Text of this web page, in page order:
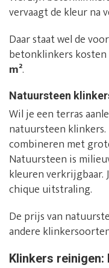
vervaagt de kleur na
Daar staat wel de
betonklinkers kosten
m².
Natuursteen
Wil je een terras
natuursteen
combineren met
Natuursteen is
kleuren verkrijgbaar.
chique uitstraling.
De prijs van
andere
Klinkers reinigen: